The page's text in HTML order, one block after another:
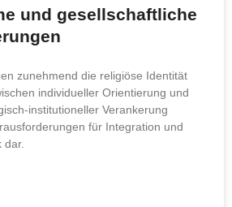
und gesellschaftliche
zunehmend die religiöse Identität
individueller Orientierung und
institutioneller Verankerung
für Integration und
dar.